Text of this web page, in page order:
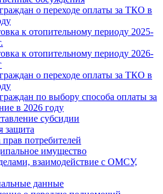
о переходе оплаты за ТКО в
к отопительному периоду 2025-
к отопительному периоду 2026-
о переходе оплаты за ТКО в
по выбору способа оплаты за
в 2026 году
субсидии
защита
потребителей
имущество
взаимодействие с ОМСУ,
данные